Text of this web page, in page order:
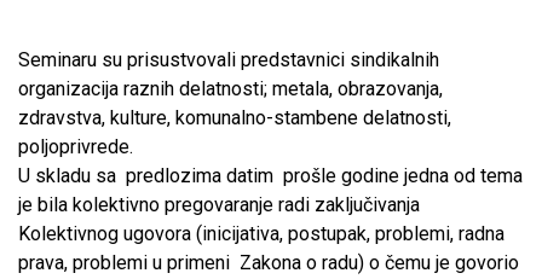
Seminaru su prisustvovali predstavnici sindikalnih
organizacija raznih delatnosti; metala, obrazovanja,
zdravstva, kulture, komunalno-stambene delatnosti,
poljoprivrede.
U skladu sa predlozima datim prošle godine jedna od tema
je bila kolektivno pregovaranje radi zaključivanja
Kolektivnog ugovora (inicijativa, postupak, problemi, radna
prava, problemi u primeni Zakona o radu) o čemu je govorio